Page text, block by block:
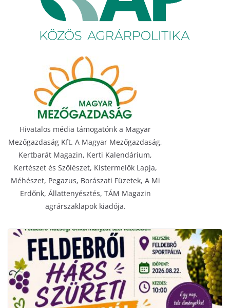
Hivatalos média támogatónk a Magyar
Mezőgazdaság Kft. A Magyar Mezőgazdaság,
Kertbarát Magazin, Kerti Kalendárium,
Kertészet és Szőlészet, Kistermelők Lapja,
Méhészet, Pegazus, Borászati Füzetek, A Mi
Erdőnk, Állattenyésztés, TÁM Magazin
agrárszaklapok kiadója.